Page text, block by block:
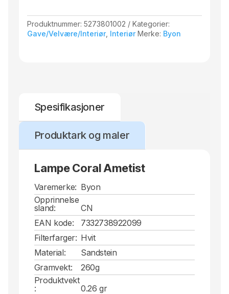
Produktnummer:5273801002
Kategorier:
Gave/Velvære/Interiør, Interiør Merke: Byon
Spesifikasjoner
Produktark og maler
Lampe Coral Ametist
Varemerke: Byon
Opprinnelse
sland:
CN
EAN kode:
7332738922099
Filterfarger: Hvit
Material:
Sandstein
Gramvekt:
260g
Produktvekt
:
0.26 gr